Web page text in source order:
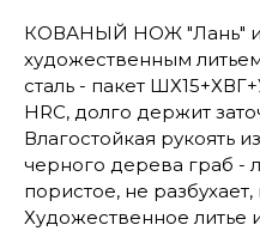
КОВАНЫЙ НОЖ "Лань"
художественным
сталь - пакет
HRC, долго держит
Влагостойкая рукоять
черного дерева граб -
пористое, не
Художественное литье